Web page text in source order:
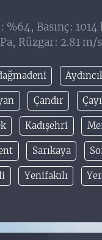
%64, Basınç: 1014
Rüzgar: 2.81 m/s
Çandır
Kadışehri
Sarıkaya
Yenifakılı